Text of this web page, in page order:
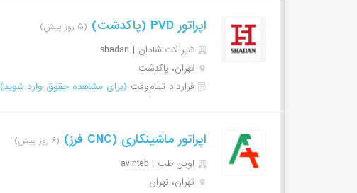
اپراتور PVD (پاکدشت) (۵ روز پیش)
شیرآلات شادان | shadan
تهران، پاکدشت
قرارداد تمام‌وقت (برای مشاهده حقوق وارد شوید)
اپراتور ماشینکاری (CNC فرز) (۶ روز پیش)
اوین طب | avinteb
تهران، تهران